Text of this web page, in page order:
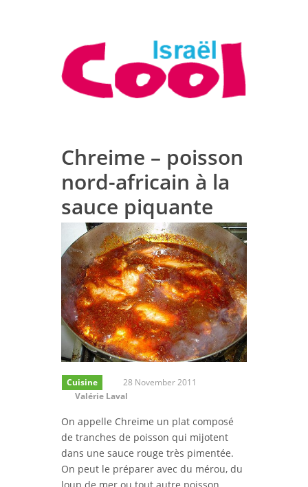
Chreime – poisson
nord-africain à la
sauce piquante
Cuisine
28 November 2011
Valérie Laval
On appelle Chreime un plat composé
de tranches de poisson qui mijotent
dans une sauce rouge très pimentée.
On peut le préparer avec du mérou, du